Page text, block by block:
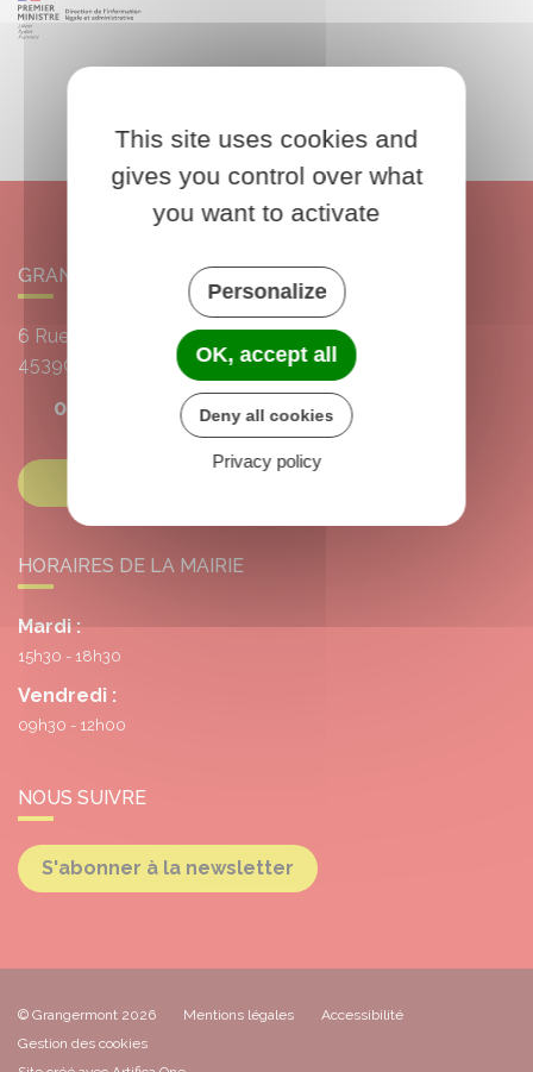
GRANGERMONT
6 Rue de l'École
45390
Grangermont
02 38 39 10 55
HORAIRES DE LA MAIRIE
Mardi :
15h30 - 18h30
Vendredi :
09h30 - 12h00
NOUS SUIVRE
S'abonner à la newsletter
© Grangermont 2026 Mentions légales
Accessibilité
Gestion des cookies
This site uses cookies and
gives you control over what
you want to activate
Personalize
OK, accept all
Deny all cookies
Privacy policy